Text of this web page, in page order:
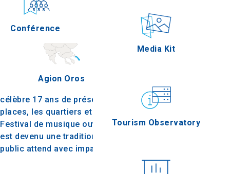
Serres
Agion Oros
Conférence
Media Kit
Tourism Observatory
« Loud City » fête ses 17
Cette année marque l’arrivée à l’âge de K.E.PA. La «
ville bruyante » de la municipalité de Veria, qui
célèbre 17 ans de présence en plein air sur les
places, les quartiers et les communautés de la ville.
Festival de musique ouvert et inclusif, « Loud City »
est devenu une tradition annuelle bien-aimée que le
public attend avec impatience.